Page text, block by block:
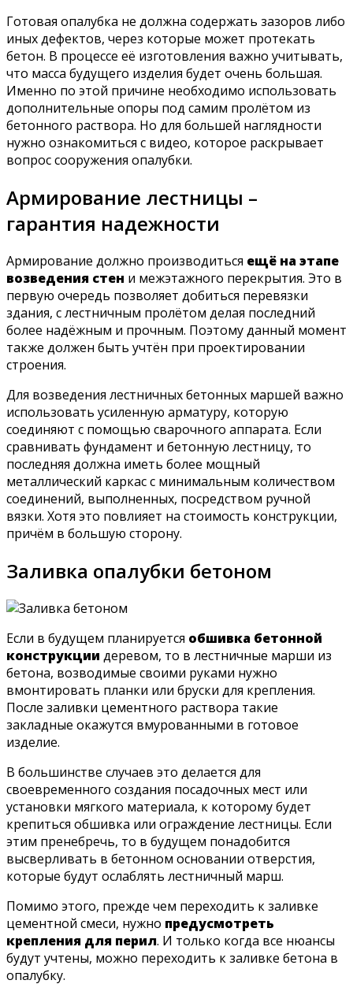
Готовая опалубка не должна содержать зазоров либо
иных дефектов, через которые может протекать
бетон. В процессе её изготовления важно учитывать,
что масса будущего изделия будет очень большая.
Именно по этой причине необходимо использовать
дополнительные опоры под самим пролётом из
бетонного раствора. Но для большей наглядности
нужно ознакомиться с видео, которое раскрывает
вопрос сооружения опалубки.
Армирование лестницы –
гарантия надежности
Армирование должно производиться ещё на этапе
возведения стен и межэтажного перекрытия. Это в
первую очередь позволяет добиться перевязки
здания, с лестничным пролётом делая последний
более надёжным и прочным. Поэтому данный момент
также должен быть учтён при проектировании
строения.
Для возведения лестничных бетонных маршей важно
использовать усиленную арматуру, которую
соединяют с помощью сварочного аппарата. Если
сравнивать фундамент и бетонную лестницу, то
последняя должна иметь более мощный
металлический каркас с минимальным количеством
соединений, выполненных, посредством ручной
вязки. Хотя это повлияет на стоимость конструкции,
причём в большую сторону.
Заливка опалубки бетоном
Если в будущем планируется обшивка бетонной
конструкции деревом, то в лестничные марши из
бетона, возводимые своими руками нужно
вмонтировать планки или бруски для крепления.
После заливки цементного раствора такие
закладные окажутся вмурованными в готовое
изделие.
В большинстве случаев это делается для
своевременного создания посадочных мест или
установки мягкого материала, к которому будет
крепиться обшивка или ограждение лестницы. Если
этим пренебречь, то в будущем понадобится
высверливать в бетонном основании отверстия,
которые будут ослаблять лестничный марш.
Помимо этого, прежде чем переходить к заливке
цементной смеси, нужно предусмотреть
крепления для перил. И только когда все нюансы
будут учтены, можно переходить к заливке бетона в
опалубку.